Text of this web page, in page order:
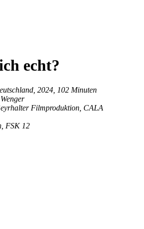
echt?
2024, 102 Minuten
Filmproduktion, CALA
FSK 12